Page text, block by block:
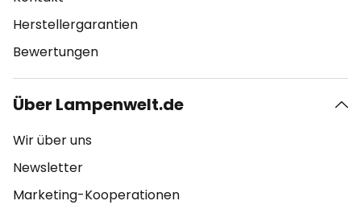
Herstellergarantien
Bewertungen
Über Lampenwelt.de
Wir über uns
Newsletter
Marketing-Kooperationen